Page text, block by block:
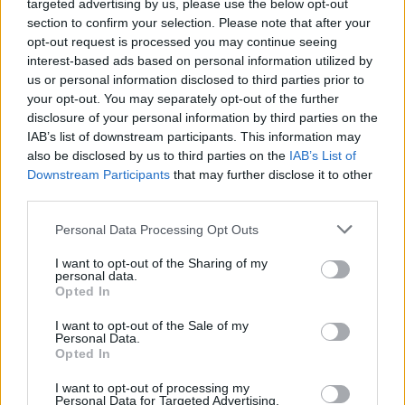
targeted advertising by us, please use the below opt-out
section to confirm your selection. Please note that after your
opt-out request is processed you may continue seeing
interest-based ads based on personal information utilized by
us or personal information disclosed to third parties prior to
your opt-out. You may separately opt-out of the further
disclosure of your personal information by third parties on the
IAB’s list of downstream participants. This information may
also be disclosed by us to third parties on the IAB’s List of
Downstream Participants that may further disclose it to other
Personal Data Processing Opt Outs
I want to opt-out of the Sharing of my
personal data.
Opted In
I want to opt-out of the Sale of my
Personal Data.
Opted In
I want to opt-out of processing my
Personal Data for Targeted Advertising.
Del Piero e nella mia famiglia erano tutti
bianconeri».
Bastoni sul Milan
Dopo la Juve, affronterete il Milan. Al di là
dei risultati, sono partite che vi possono
dare qualche risposta?
«Ogni sfida è preziosa, anche perché noi non
mantenere la nostra identità e di proporre il
nostro gioco».
il momento più emozionante della sua